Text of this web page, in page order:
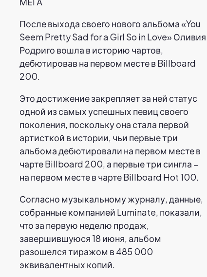
После выхода своего нового альбома «You
Seem Pretty Sad for a Girl So in Love» Оливия
Родриго вошла в историю чартов,
дебютировав на первом месте в Billboard
200.
Это достижение закрепляет за ней статус
одной из самых успешных певиц своего
поколения, поскольку она стала первой
артисткой в истории, чьи первые три
альбома дебютировали на первом месте в
чарте Billboard 200, а первые три сингла –
на первом месте в чарте Billboard Hot 100.
Согласно музыкальному журналу, данные,
собранные компанией Luminate, показали,
что за первую неделю продаж,
завершившуюся 18 июня, альбом
разошелся тиражом в 485 000
эквивалентных копий.